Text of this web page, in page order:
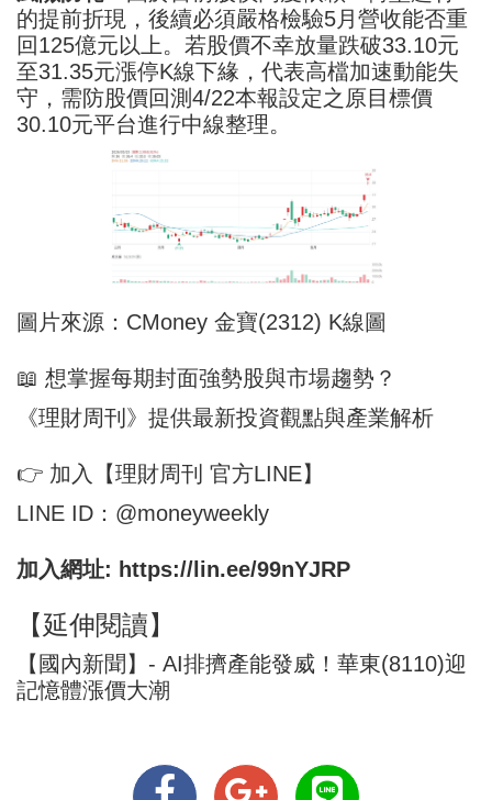
的提前折現，後續必須嚴格檢驗5月營收能否重
回125億元以上。若股價不幸放量跌破33.10元
至31.35元漲停K線下緣，代表高檔加速動能失
守，需防股價回測4/22本報設定之原目標價
30.10元平台進行中線整理。
圖片來源：CMoney 金寶(2312) K線圖
📖 想掌握每期封面強勢股與市場趨勢？
《理財周刊》提供最新投資觀點與產業解析
👉 加入【理財周刊 官方LINE】
LINE ID：@moneyweekly
加入網址: https://lin.ee/99nYJRP
【延伸閱讀】
【國內新聞】- AI排擠產能發威！華東(8110)迎
記憶體漲價大潮